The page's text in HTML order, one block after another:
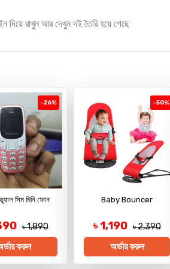
দিয়ে রাখুন আর দেখুন দই তৈরি হয়ে গেছে
-26%
সিম মিনি ফোন
৳ 1,890
করুন
-50%
Baby Bouncer
৳ 1,190 ৳ 2,390
অর্ডার করুন